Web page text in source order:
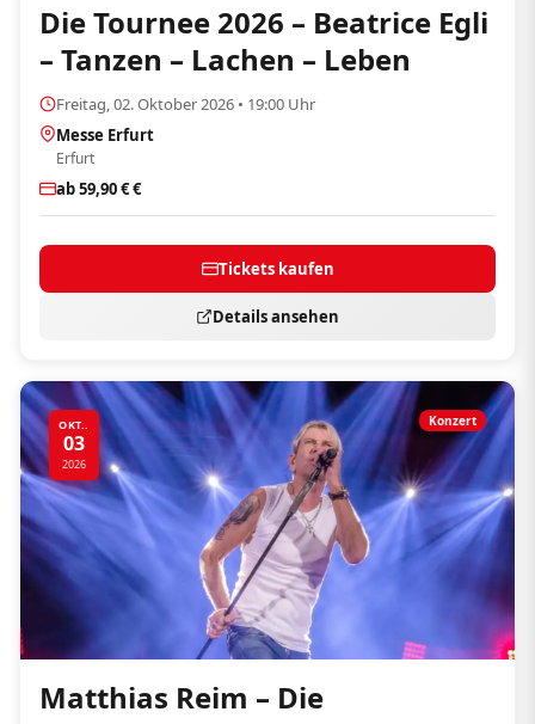
Die Tournee 2026 – Beatrice Egli
– Tanzen – Lachen – Leben
Freitag, 02. Oktober 2026 • 19:00 Uhr
Messe Erfurt
Erfurt
ab 59,90 € €
Tickets kaufen
Details ansehen
OKT..
03
2026
Konzert
Matthias Reim – Die